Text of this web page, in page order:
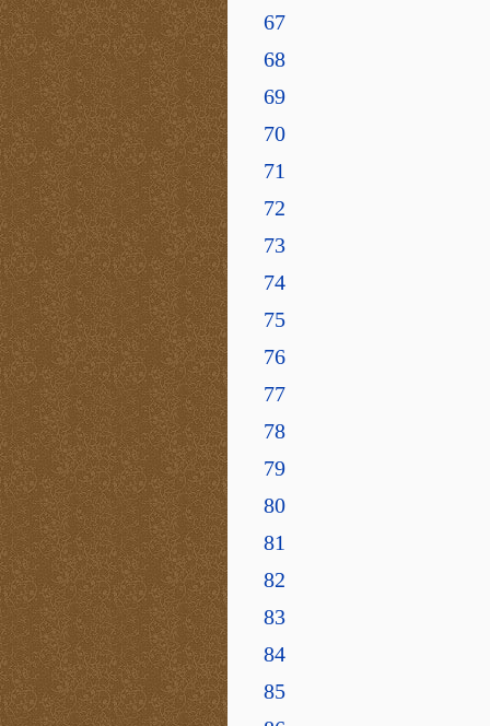
67
68
69
70
71
72
73
74
75
76
77
78
79
80
81
82
83
84
85